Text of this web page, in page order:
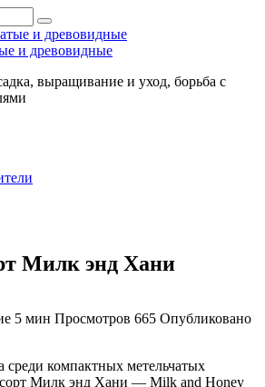
и древовидные
выращивание и уход, борьба с
Милк энд Хани
5 мин Просмотров 665 Опубликовано
среди компактных метельчатых
сорт Милк энд Хани — Milk and Honey